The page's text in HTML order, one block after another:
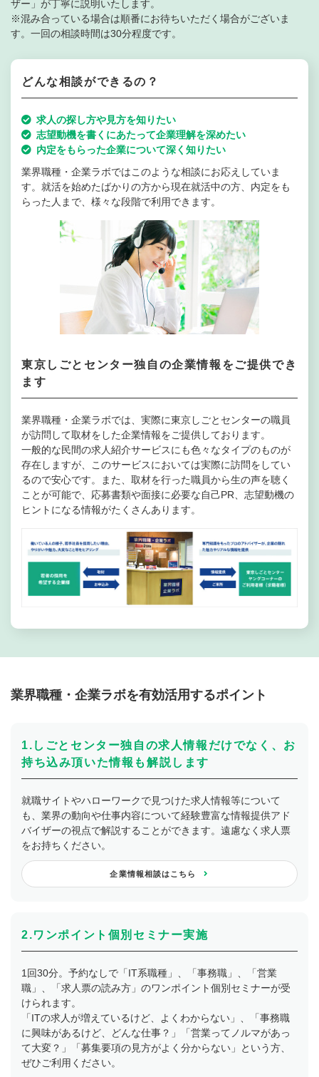
ザー」が丁寧に説明いたします。
※混み合っている場合は順番にお待ちいただく場合がございま
す。一回の相談時間は30分程度です。
どんな相談ができるの？
求人の探し方や見方を知りたい
志望動機を書くにあたって企業理解を深めたい
内定をもらった企業について深く知りたい
業界職種・企業ラボではこのような相談にお応えしていま
す。就活を始めたばかりの方から現在就活中の方、内定をも
らった人まで、様々な段階で利用できます。
東京しごとセンター独自の企業情報をご提供でき
ます
業界職種・企業ラボでは、実際に東京しごとセンターの職員
が訪問して取材をした企業情報をご提供しております。
一般的な民間の求人紹介サービスにも色々なタイプのものが
存在しますが、このサービスにおいては実際に訪問をしてい
るので安心です。また、取材を行った職員から生の声を聴く
ことが可能で、応募書類や面接に必要な自己PR、志望動機の
ヒントになる情報がたくさんあります。
業界職種・企業ラボを有効活用するポイント
1.しごとセンター独自の求人情報だけでなく、お
持ち込み頂いた情報も解説します
就職サイトやハローワークで見つけた求人情報等について
も、業界の動向や仕事内容について経験豊富な情報提供アド
バイザーの視点で解説することができます。遠慮なく求人票
をお持ちください。
企業情報相談はこちら
2.ワンポイント個別セミナー実施
1回30分。予約なしで「IT系職種」、「事務職」、「営業
職」、「求人票の読み方」のワンポイント個別セミナーが受
けられます。
「ITの求人が増えているけど、よくわからない」、「事務職
に興味があるけど、どんな仕事？」「営業ってノルマがあっ
て大変？」「募集要項の見方がよく分からない」という方、
ぜひご利用ください。